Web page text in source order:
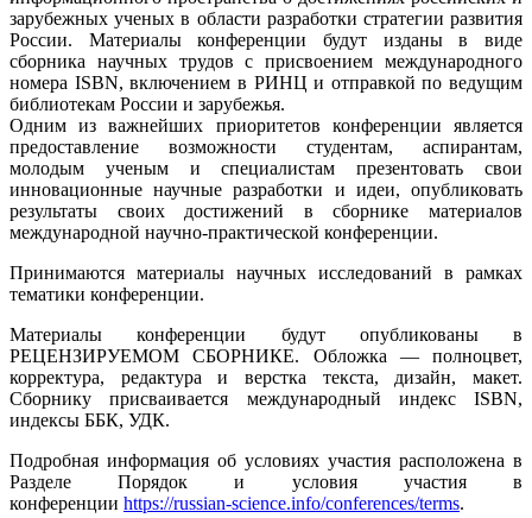
зарубежных ученых в области разработки стратегии развития
России. Материалы конференции будут изданы в виде
сборника научных трудов с присвоением международного
номера ISBN, включением в РИНЦ и отправкой по ведущим
библиотекам России и зарубежья.
Одним из важнейших приоритетов конференции является
предоставление возможности студентам, аспирантам,
молодым ученым и специалистам презентовать свои
инновационные научные разработки и идеи, опубликовать
результаты своих достижений в сборнике материалов
международной научно-практической конференции.
Принимаются материалы научных исследований в рамках
тематики конференции.
Материалы конференции будут опубликованы в
РЕЦЕНЗИРУЕМОМ СБОРНИКЕ. Обложка — полноцвет,
корректура, редактура и верстка текста, дизайн, макет.
Сборнику присваивается международный индекс ISBN,
индексы ББК, УДК.
Подробная информация об условиях участия расположена в
Разделе Порядок и условия участия в
конференции https://russian-science.info/conferences/terms.